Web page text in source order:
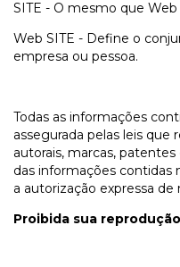
SITE - O mesmo que Web
Web SITE - Define o
empresa ou pessoa.
Todas as informações
assegurada pelas leis
autorais, marcas,
das informações contidas
a autorização expressa de
Proibida sua